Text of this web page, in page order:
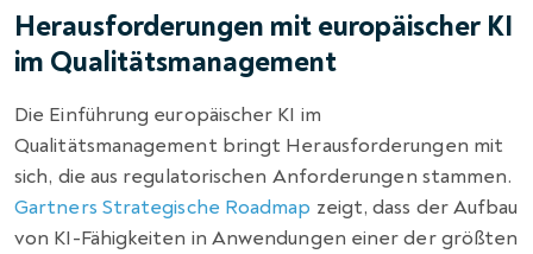
Herausforderungen mit europäischer KI
im Qualitätsmanagement
Die Einführung europäischer KI im
Qualitätsmanagement bringt Herausforderungen mit
sich, die aus regulatorischen Anforderungen stammen.
Gartners Strategische Roadmap zeigt, dass der Aufbau
von KI-Fähigkeiten in Anwendungen einer der größten